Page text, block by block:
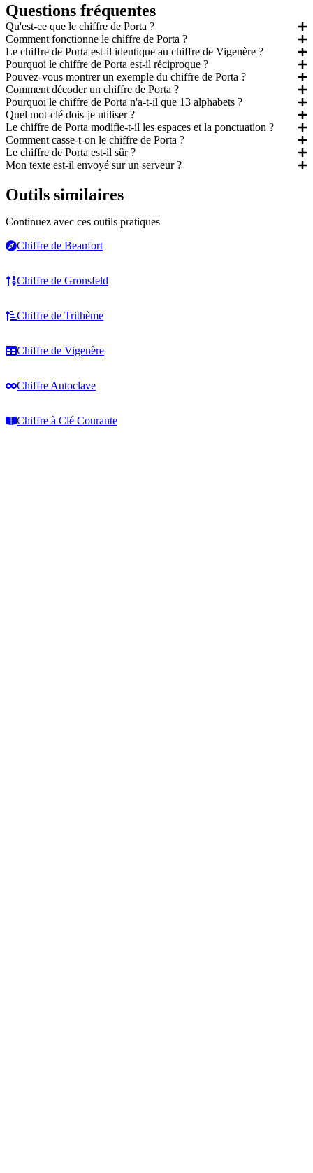
Questions fréquentes
Qu'est-ce que le chiffre de Porta ?
Comment fonctionne le chiffre de Porta ?
Le chiffre de Porta est-il identique au chiffre de Vigenère ?
Pourquoi le chiffre de Porta est-il réciproque ?
Pouvez-vous montrer un exemple du chiffre de Porta ?
Comment décoder un chiffre de Porta ?
Pourquoi le chiffre de Porta n'a-t-il que 13 alphabets ?
Quel mot-clé dois-je utiliser ?
Le chiffre de Porta modifie-t-il les espaces et la ponctuation ?
Comment casse-t-on le chiffre de Porta ?
Le chiffre de Porta est-il sûr ?
Mon texte est-il envoyé sur un serveur ?
Outils similaires
Continuez avec ces outils pratiques
Chiffre de Beaufort
Chiffre de Gronsfeld
Chiffre de Trithème
Chiffre de Vigenère
Chiffre Autoclave
Chiffre à Clé Courante